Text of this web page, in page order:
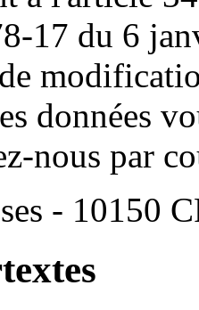
17 du 6
données
nous par
- 10150